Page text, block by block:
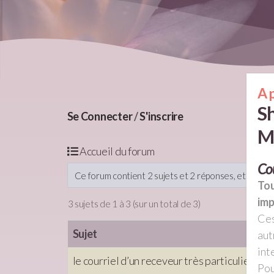
Se Connecter/S'inscrire
Accueil du forum
Ce forum contient 2 sujets et 2 réponses, et a été
3 sujets de 1 à 3 (sur un total de 3)
Sujet
le courriel d’un receveur très particulier
A